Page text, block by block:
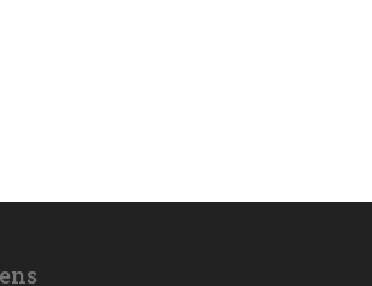
en grondwerken